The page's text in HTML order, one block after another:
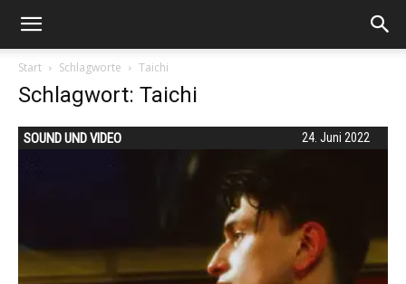
Start Schlagworte Taichi
Schlagwort: Taichi
24. Juni 2022
SOUND UND VIDEO